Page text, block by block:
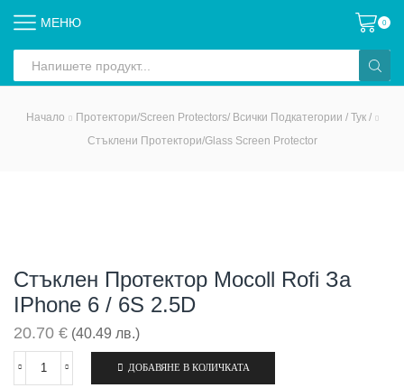
МЕНЮ 0
input
Начало
Протектори/Screen Protectors/ Всички Подкатегории / Тук /
Стъклени Протектори/Glass Screen Protector
Стъклен Протектор Mocoll Rofi За
IPhone 6 / 6S 2.5D
20.70 € (40.49 лв.)
количество
ДОБАВЯНЕ В КОЛИЧКАТА